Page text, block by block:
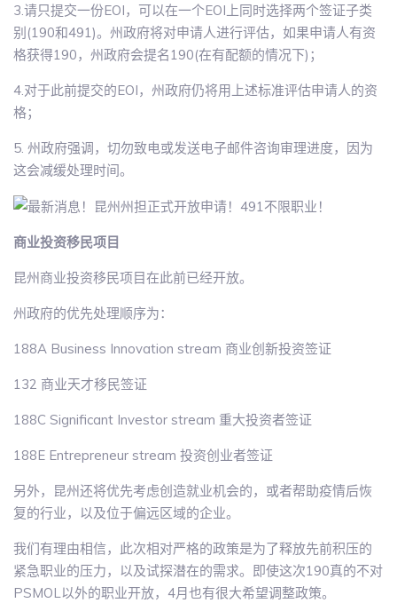
3.请只提交一份EOI，可以在一个EOI上同时选择两个签证子类
别(190和491)。州政府将对申请人进行评估，如果申请人有资
格获得190，州政府会提名190(在有配额的情况下)；
4.对于此前提交的EOI，州政府仍将用上述标准评估申请人的资
格；
5. 州政府强调，切勿致电或发送电子邮件咨询审理进度，因为
这会减缓处理时间。
商业投资移民项目
昆州商业投资移民项目在此前已经开放。
州政府的优先处理顺序为：
188A Business Innovation stream 商业创新投资签证
132 商业天才移民签证
188C Significant Investor stream 重大投资者签证
188E Entrepreneur stream 投资创业者签证
另外，昆州还将优先考虑创造就业机会的，或者帮助疫情后恢
复的行业，以及位于偏远区域的企业。
我们有理由相信，此次相对严格的政策是为了释放先前积压的
紧急职业的压力，以及试探潜在的需求。即使这次190真的不对
PSMOL以外的职业开放，4月也有很大希望调整政策。